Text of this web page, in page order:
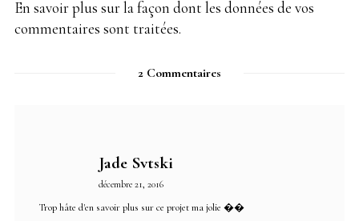
En savoir plus sur la façon dont les données de vos
commentaires sont traitées.
2 Commentaires
Jade Svtski
décembre 21, 2016
Trop hâte d'en savoir plus sur ce projet ma jolie ��